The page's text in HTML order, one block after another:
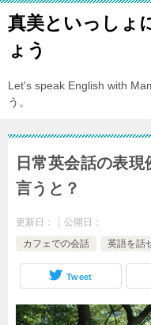
真美といっしょ
ょう
Let's speak English with
う。
日常英会話の表
言うと？
更新日：
公開日：
カフェでの会話
英語を話
Tweet